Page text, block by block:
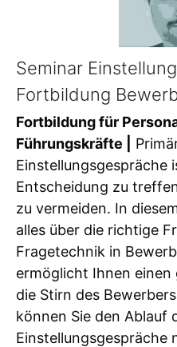
Seminar
Fortbildung
Fortbildung für
Führungskräfte |
Einstellungsgespräche
Entscheidung zu
zu vermeiden. In
alles über die richtige
Fragetechnik in
ermöglicht Ihnen
die Stirn des
können Sie den Ablauf
Einstellungsgespräche